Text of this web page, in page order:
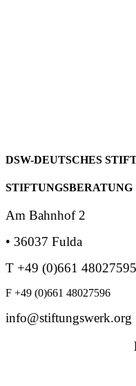
DSW-DEUTSCHES
STIFTUNGSBERATUNG
Am Bahnhof 2
• 36037 Fulda
T +49 (0)661 48027595
F +49 (0)661 48027596
info@stiftungswerk.org